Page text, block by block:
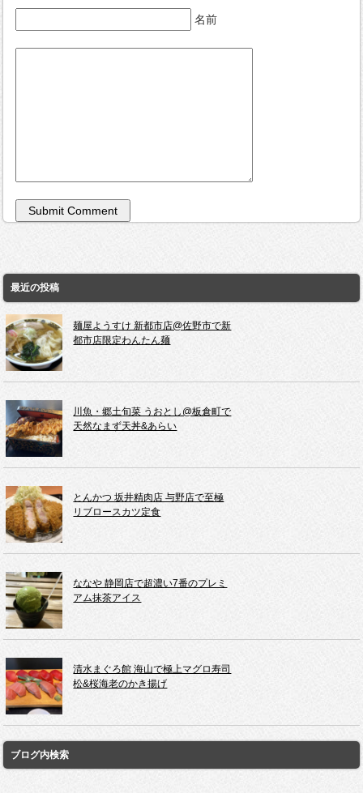
名前
最近の投稿
麺屋ようすけ 新都市店@佐野市で新
都市店限定わんたん麺
川魚・郷土旬菜 うおとし@板倉町で
天然なまず天丼&あらい
とんかつ 坂井精肉店 与野店で至極
リブロースカツ定食
ななや 静岡店で超濃い7番のプレミ
アム抹茶アイス
清水まぐろ館 海山で極上マグロ寿司
松&桜海老のかき揚げ
ブログ内検索